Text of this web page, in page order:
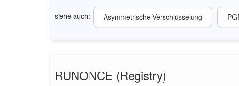
siehe auch: Asymmetrische Verschlüsselung
RUNONCE (Registry)